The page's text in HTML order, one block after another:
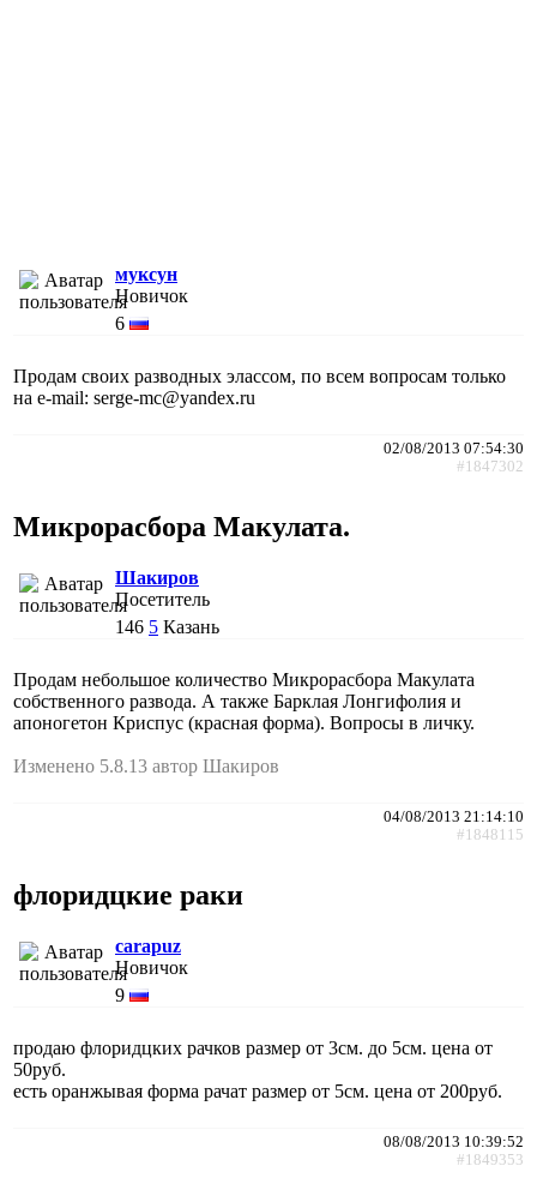
муксун
Новичок
6
Продам своих разводных элассом, по всем вопросам только
на e-mail: serge-mc@yandex.ru
02/08/2013 07:54:30
#1847302
Микрорасбора Макулата.
Шакиров
Посетитель
146 5 Казань
Продам небольшое количество Микрорасбора Макулата
собственного развода. А также Барклая Лонгифолия и
апоногетон Криспус (красная форма). Вопросы в личку.
Изменено 5.8.13 автор Шакиров
04/08/2013 21:14:10
#1848115
флоридцкие раки
carapuz
Новичок
9
продаю флоридцких рачков размер от 3см. до 5см. цена от
50руб.
есть оранжывая форма рачат размер от 5см. цена от 200руб.
08/08/2013 10:39:52
#1849353